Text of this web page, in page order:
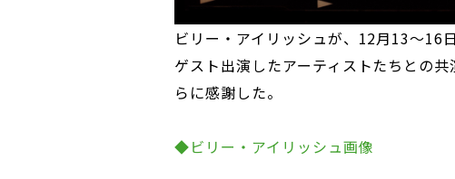
ビリー・アイリッシュが、12月13～16
ゲスト出演したアーティストたちとの
らに感謝した。
◆ビリー・アイリッシュ画像